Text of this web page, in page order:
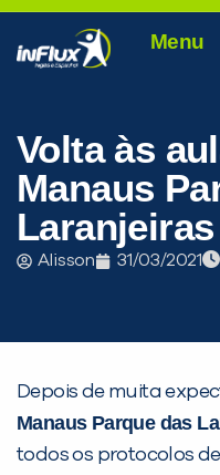
Menu
Volta às
Manaus
Laranjeiras
Alisson 31/03/2021
Depois de muita
Manaus Parque das
todos os protocolos
PEÇA UMA